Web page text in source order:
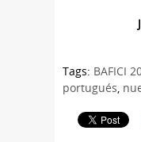
Tags: BAFICI
portugués